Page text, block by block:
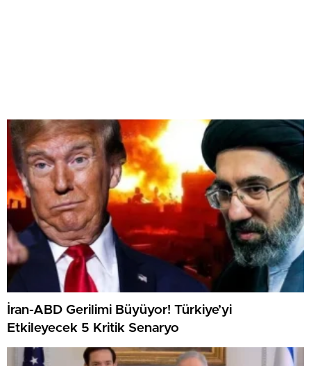
İran-ABD Gerilimi Büyüyor! Türkiye’yi
Etkileyecek 5 Kritik Senaryo